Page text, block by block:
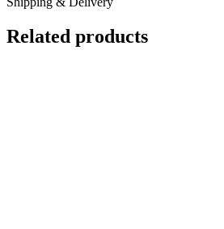
Related products